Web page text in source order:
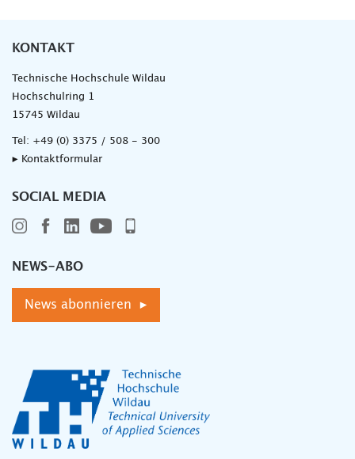
KONTAKT
Technische Hochschule Wildau
Hochschulring 1
15745 Wildau
Tel: +49 (0) 3375 / 508 - 300
▸ Kontaktformular
SOCIAL MEDIA
NEWS-ABO
News abonnieren ▸